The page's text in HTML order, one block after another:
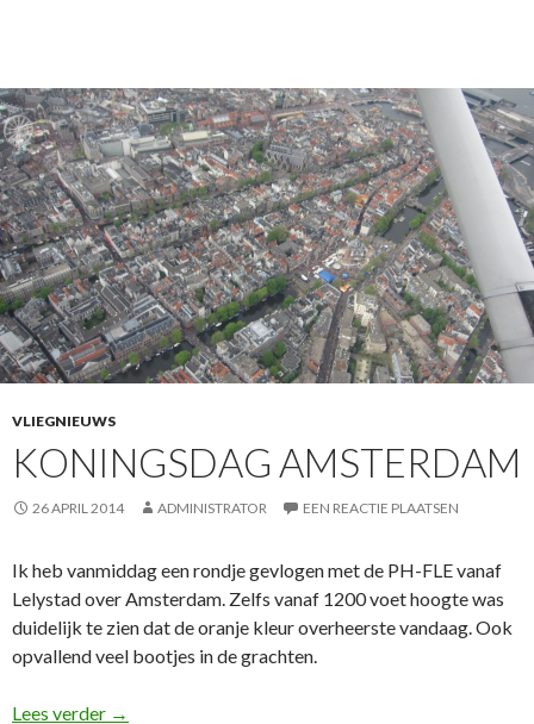
VLIEGNIEUWS
KONINGSDAG AMSTERDAM
26 APRIL 2014 ADMINISTRATOR EEN REACTIE PLAATSEN
Ik heb vanmiddag een rondje gevlogen met de PH-FLE vanaf
Lelystad over Amsterdam. Zelfs vanaf 1200 voet hoogte was
duidelijk te zien dat de oranje kleur overheerste vandaag. Ook
opvallend veel bootjes in de grachten.
Lees verder Koningsdag Amsterdam
→